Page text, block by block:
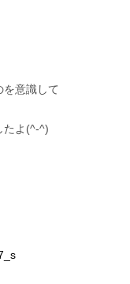
意識して
たよ(^-^)